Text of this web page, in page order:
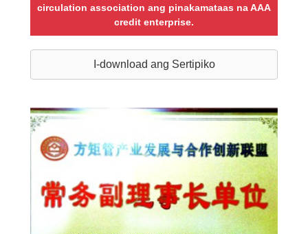
circulation association ang pinakamataas na AAA
credit enterprise.
I-download ang Sertipiko